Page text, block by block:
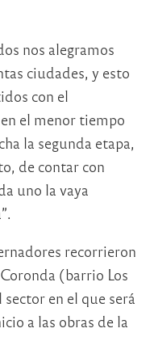
nos alegramos
ciudades, y esto
con el
el menor tiempo
la segunda etapa,
de contar con
uno la vaya
recorrieron
(barrio Los
en el que será
a las obras de la